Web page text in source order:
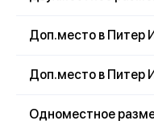
ориентировочно к
новых встреч!
Отъезд в Москву,
Доп.место в Питер
Доп.место в Питер
Одноместное